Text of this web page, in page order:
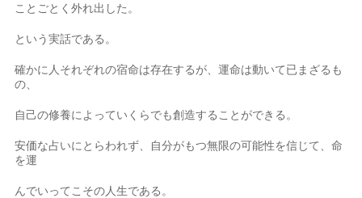
ことごとく外れ出した。
という実話である。
確かに人それぞれの宿命は存在するが、運命は動いて已まざるも
の、
自己の修養によっていくらでも創造することができる。
安価な占いにとらわれず、自分がもつ無限の可能性を信じて、命
を運
んでいってこその人生である。